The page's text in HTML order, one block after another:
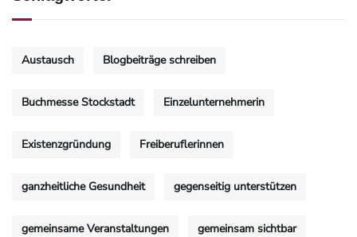
Austausch Blogbeiträge schreiben
Buchmesse Stockstadt Einzelunternehmerin
Existenzgründung Freiberuflerinnen
ganzheitliche Gesundheit gegenseitig unterstützen
gemeinsame Veranstaltungen gemeinsam sichtbar